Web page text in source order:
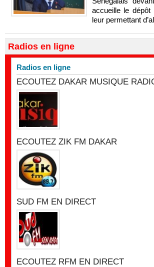
accueille le
leur permettant
Radios en ligne
Radios en ligne
ECOUTEZ DAKAR MUSIQUE
ECOUTEZ ZIK FM DAKAR
SUD FM EN DIRECT
ECOUTEZ RFM EN DIRECT